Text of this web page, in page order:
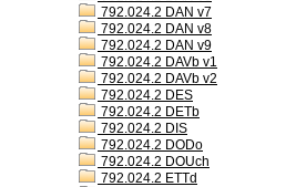
792.024.2 DAN v7
792.024.2 DAN v8
792.024.2 DAN v9
792.024.2 DAVb v1
792.024.2 DAVb v2
792.024.2 DES
792.024.2 DETb
792.024.2 DIS
792.024.2 DODo
792.024.2 DOUch
792.024.2 ETTd